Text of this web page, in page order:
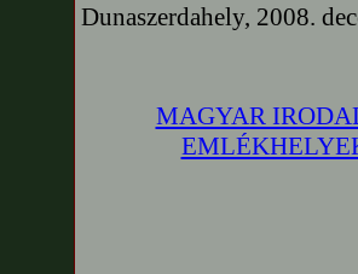
Dunaszerdahely, 2008.
MAGYAR